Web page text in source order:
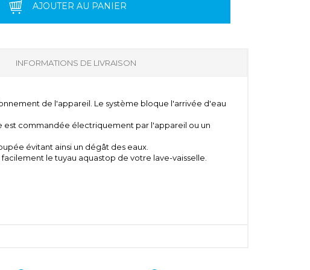
AJOUTER AU PANIER
INFORMATIONS DE LIVRAISON
de l'appareil. Le système bloque l'arrivée d'eau
est commandée électriquement par l'appareil ou un
évitant ainsi un dégât des eaux.
le tuyau aquastop de votre lave-vaisselle.